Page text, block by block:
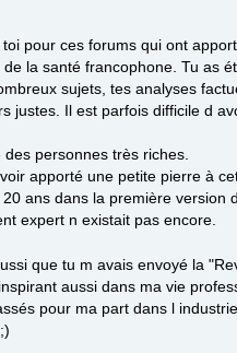
pour ces forums qui ont
la santé francophone. Tu as
sujets, tes analyses
justes. Il est parfois difficile d
des personnes très riches.
apporté une petite pierre à
ans dans la première version
expert n existait pas encore.
que tu m avais envoyé la
aussi dans ma vie
pour ma part dans l industrie